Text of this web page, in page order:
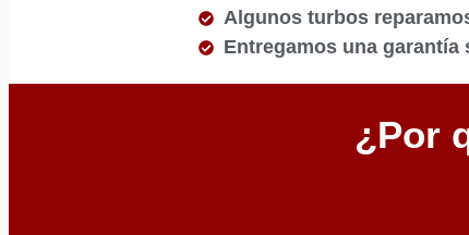
Algunos turbos
Entregamos una garantía
¿Por